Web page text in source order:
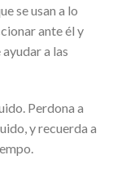
se usan a lo
ante él y
a las
Perdona a
y recuerda a